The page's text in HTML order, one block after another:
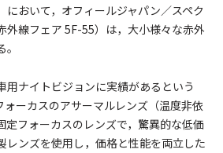
において，オフィールジャパン／スペク
外線フェア 5F-55）は，大小様々な赤外
用ナイトビジョンに実績があるという
ーカスのアサーマルレンズ（温度非依
定フォーカスのレンズで，驚異的な低価
レンズを使用し，価格と性能を両立した